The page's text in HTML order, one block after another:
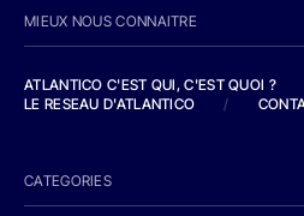
MIEUX NOUS CONNAITRE
ATLANTICO C'EST QUI, C'EST QUOI ?
LE RESEAU D'ATLANTICO
/
CATEGORIES